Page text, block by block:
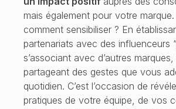
mais également pour votre
comment sensibiliser ? En
partenariats avec des influenceurs
s’associant avec d’autres
partageant des gestes que vous
quotidien. C’est l’occasion de
pratiques de votre équipe, de vos